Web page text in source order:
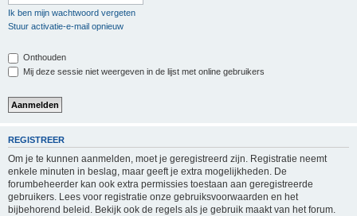
Ik ben mijn wachtwoord vergeten
Stuur activatie-e-mail opnieuw
Onthouden
Mij deze sessie niet weergeven in de lijst met online gebruikers
REGISTREER
Om je te kunnen aanmelden, moet je geregistreerd zijn. Registratie neemt
enkele minuten in beslag, maar geeft je extra mogelijkheden. De
forumbeheerder kan ook extra permissies toestaan aan geregistreerde
gebruikers. Lees voor registratie onze gebruiksvoorwaarden en het
bijbehorend beleid. Bekijk ook de regels als je gebruik maakt van het forum.